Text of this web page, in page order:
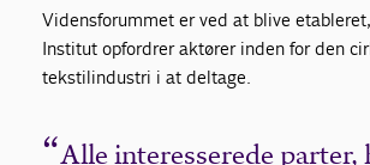
Vidensforummet er ved at blive
Institut opfordrer aktører inden for den
tekstilindustri i at deltage.
Alle interesserede parter,